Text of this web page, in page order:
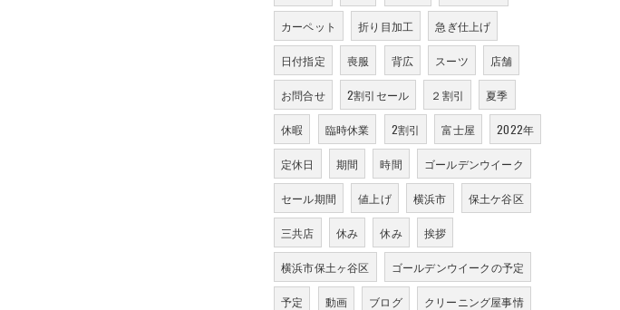
カーペット 折り目加工 急ぎ仕上げ
日付指定 喪服 背広 スーツ 店舗
お問合せ 2割引セール ２割引 夏季
休暇 臨時休業 2割引 富士屋 2022年
定休日 期間 時間 ゴールデンウイーク
セール期間 値上げ 横浜市 保土ケ谷区
三共店 休み 休み 挨拶
横浜市保土ヶ谷区 ゴールデンウイークの予定
予定 動画 ブログ クリーニング屋事情